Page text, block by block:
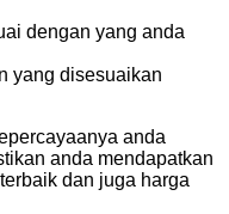
dengan yang anda
yang disesuaikan
anda
anda mendapatkan
dan juga harga